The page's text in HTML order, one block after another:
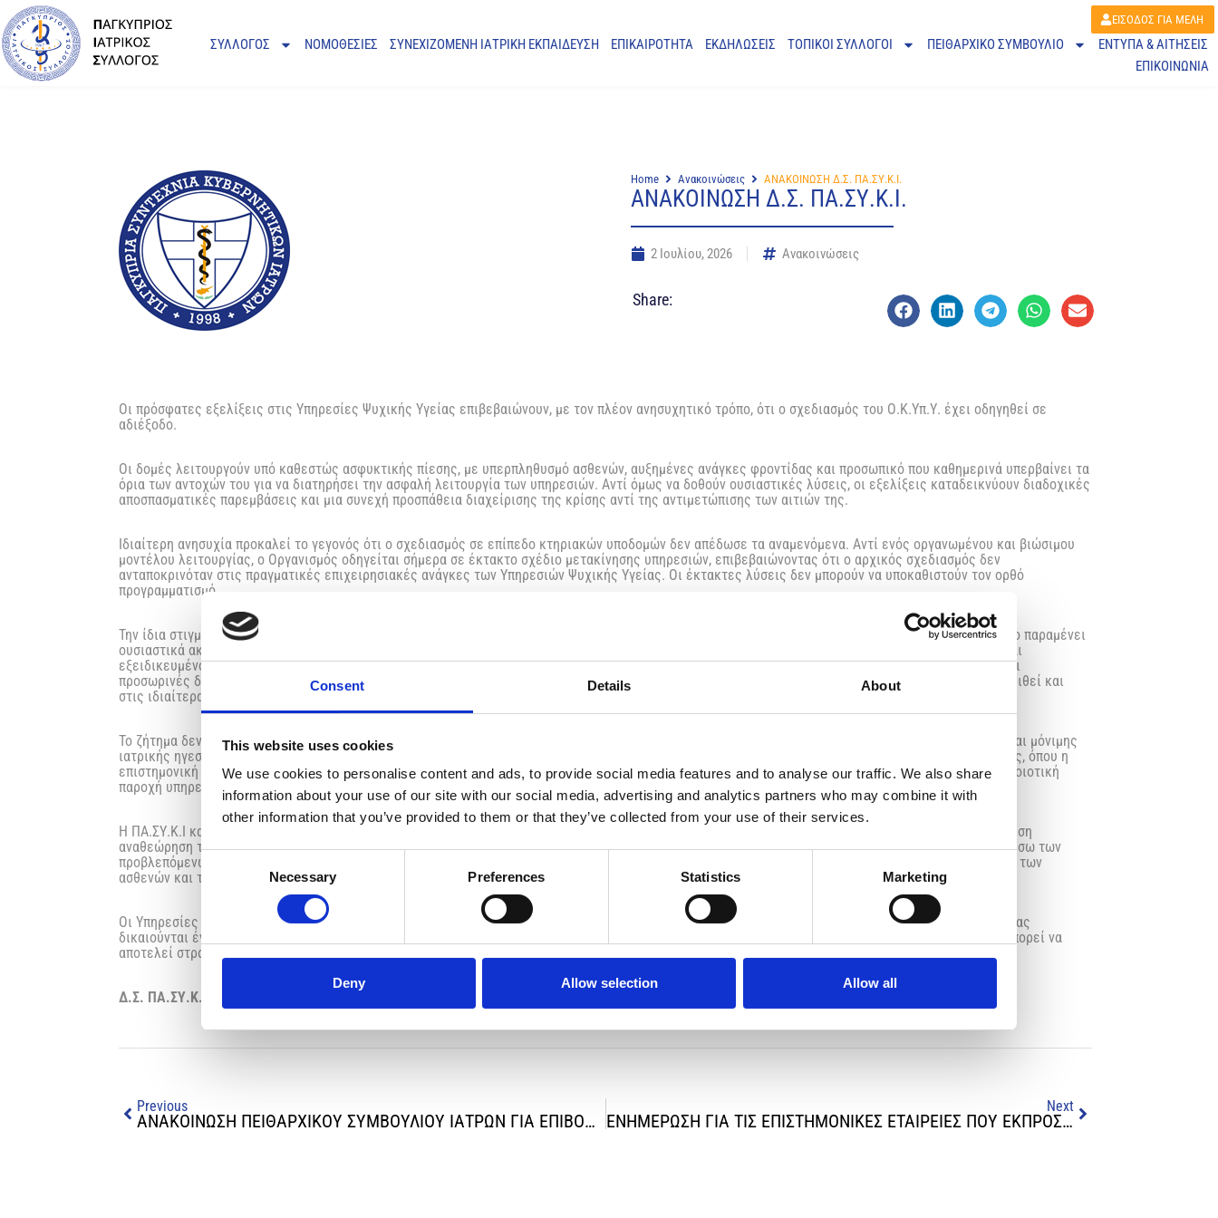
Consent Details About
This website uses cookies
We use cookies to personalise content and ads, to provide social media features and to analyse our traffic. We also share
information about your use of our site with our social media, advertising and analytics partners who may combine it with
other information that you’ve provided to them or that they’ve collected from your use of their services.
Selection
Necessary Preferences Statistics Marketing
Deny Allow selection Allow all
ΕΙΣΟΔΟΣ ΓΙΑ ΜΕΛΗ
ΣΥΛΛΟΓΟΣ ΝΟΜΟΘΕΣΙΕΣ ΣΥΝΕΧΙΖΟΜΕΝΗ ΙΑΤΡΙΚΗ ΕΚΠΑΙΔΕΥΣΗ ΕΠΙΚΑΙΡΟΤΗΤΑ ΕΚΔΗΛΩΣΕΙΣ ΤΟΠΙΚΟΙ ΣΥΛΛΟΓΟΙ ΠΕΙΘΑΡΧΙΚΌ ΣΥΜΒΟΎΛΙΟ
ΕΝΤΥΠΑ & ΑΙΤΗΣΕΙΣ
ΕΠΙΚΟΙΝΩΝΙΑ
Home Ανακοινώσεις ΑΝΑΚΟΙΝΩΣΗ Δ.Σ. ΠΑ.ΣΥ.Κ.Ι.
ΑΝΑΚΟΙΝΩΣΗ Δ.Σ. ΠΑ.ΣΥ.Κ.Ι.
2 Ιουλίου, 2026 Ανακοινώσεις
Share:
Οι πρόσφατες εξελίξεις στις Υπηρεσίες Ψυχικής Υγείας επιβεβαιώνουν, με τον πλέον ανησυχητικό τρόπο, ότι ο σχεδιασμός του Ο.Κ.Υπ.Υ. έχει οδηγηθεί σε
αδιέξοδο.
Οι δομές λειτουργούν υπό καθεστώς ασφυκτικής πίεσης, με υπερπληθυσμό ασθενών, αυξημένες ανάγκες φροντίδας και προσωπικό που καθημερινά υπερβαίνει τα
όρια των αντοχών του για να διατηρήσει την ασφαλή λειτουργία των υπηρεσιών. Αντί όμως να δοθούν ουσιαστικές λύσεις, οι εξελίξεις καταδεικνύουν διαδοχικές
αποσπασματικές παρεμβάσεις και μια συνεχή προσπάθεια διαχείρισης της κρίσης αντί της αντιμετώπισης των αιτιών της.
Ιδιαίτερη ανησυχία προκαλεί το γεγονός ότι ο σχεδιασμός σε επίπεδο κτηριακών υποδομών δεν απέδωσε τα αναμενόμενα. Αντί ενός οργανωμένου και βιώσιμου
μοντέλου λειτουργίας, ο Οργανισμός οδηγείται σήμερα σε έκτακτο σχέδιο μετακίνησης υπηρεσιών, επιβεβαιώνοντας ότι ο αρχικός σχεδιασμός δεν
ανταποκρινόταν στις πραγματικές επιχειρησιακές ανάγκες των Υπηρεσιών Ψυχικής Υγείας. Οι έκτακτες λύσεις δεν μπορούν να υποκαθιστούν τον ορθό
προγραμματισμό.
Την ίδια στιγμή, παραμένει άλυτο ένα ακόμη θεμελιώδες ζήτημα: η διοικητική και επιστημονική ηγεσία των υπηρεσιών. Η θέση του Διευθυντή όχι μόνο παραμένει
ουσιαστικά ακάλυπτη, αλλά έχει αφαιρεθεί από τους ιατρούς, αποδυναμώνοντας τον θεσμικό ρόλο της ιατρικής ηγεσίας σε έναν κατεξοχήν κλινικό και
εξειδικευμένο τομέα. Αντί της έγκαιρης ολοκλήρωσης των διαδικασιών πλήρωσης της θέσης με μόνιμη λύση, επιλέχθηκαν διαδοχικές παρατάσεις και
προσωρινές διευθετήσεις. Σήμερα, η αναπλήρωση έχει ανατεθεί στον Οικονομικό Διευθυντή του Ο.Κ.Υπ.Υ., ο οποίος καλείται ταυτόχρονα να ανταποκριθεί και
στις ιδιαίτερα απαιτητικές αρμοδιότητες της δικής του θέσης.
Το ζήτημα δεν αφορά τα πρόσωπα. Αφορά τη φιλοσοφία διοίκησης που επιλέγει ο Οργανισμός. Οι Υπηρεσίες Ψυχικής Υγείας δεν μπορούν να στερούνται μόνιμης
ιατρικής ηγεσίας ούτε να διοικούνται με προσωρινές λύσεις. Πρόκειται για έναν από τους πλέον ευαίσθητους τομείς του δημόσιου συστήματος υγείας, όπου η
επιστημονική καθοδήγηση, η διοικητική συνέχεια και η αποκλειστική ενασχόληση της ηγεσίας αποτελούν βασικές προϋποθέσεις για την ασφαλή και ποιοτική
παροχή υπηρεσιών.
Η ΠΑ.ΣΥ.Κ.Ι καλεί τον Ο.Κ.Υπ.Υ. να εγκαταλείψει τη λογική των προσωρινών διευθετήσεων και να αναλάβει επιτέλους τις ευθύνες του. Απαιτείται άμεση
αναθεώρηση του μοντέλου διοίκησης των Υπηρεσιών Ψυχικής Υγείας, επαναφορά της θέσης του Διευθυντή ως ιατρικής θέσης, πλήρωση της θέσης μέσω των
προβλεπόμενων διαδικασιών, ουσιαστική ενίσχυση της στελέχωσης και επανεξέταση του κτηριακού σχεδιασμού με γνώμονα τις πραγματικές ανάγκες των
ασθενών και των επαγγελματιών υγείας.
Οι Υπηρεσίες Ψυχικής Υγείας δεν μπορούν να λειτουργούν με διαρκείς αυτοσχεδιασμούς. Οι ασθενείς, οι οικογένειές τους και οι επαγγελματίες υγείας
δικαιούνται ένα σύστημα που να βασίζεται στον επιστημονικό σχεδιασμό, στη θεσμική σταθερότητα και στη λογοδοσία. Η διαχείριση της κρίσης δεν μπορεί να
αποτελεί στρατηγική διοίκησης.
Δ.Σ. ΠΑ.ΣΥ.Κ.Ι.
Previous
ΑΝΑΚΟΙΝΩΣΗ ΠΕΙΘΑΡΧΙΚΟΥ ΣΥΜΒΟΥΛΙΟΥ ΙΑΤΡΩΝ ΓΙΑ ΕΠΙΒΟΛΗ ΠΟΙΝΗΣ ΣΕ ΔΥΟ ΙΑΤΡΟΥΣ
Next
ΕΝΗΜΕΡΩΣΗ ΓΙΑ ΤΙΣ ΕΠΙΣΤΗΜΟΝΙΚΕΣ ΕΤΑΙΡΕΙΕΣ ΠΟΥ ΕΚΠΡΟΣΩΠΟΥΝ ΤΟΥΣ ΠΡΟΣΩΠΙΚΟΥΣ ΙΑΤΡΟΥΣ